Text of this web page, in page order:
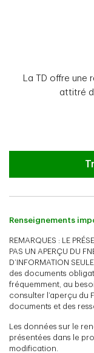
La TD offre
attitré
Renseignements
REMARQUES : LE
PAS UN APERÇU DU
D’INFORMATION
des documents
fréquemment, au
consulter l’aperçu du
documents et des
Les données sur le
présentées dans le
modification.